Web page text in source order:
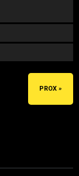
PROX »